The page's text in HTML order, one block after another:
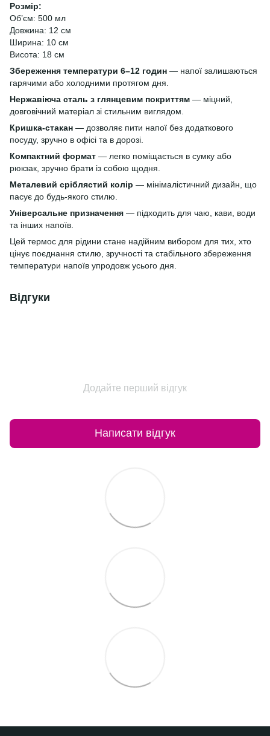
Розмір:
Об’єм: 500 мл
Довжина: 12 см
Ширина: 10 см
Висота: 18 см
Збереження температури 6–12 годин — напої залишаються
гарячими або холодними протягом дня.
Нержавіюча сталь з глянцевим покриттям — міцний,
довговічний матеріал зі стильним виглядом.
Кришка-стакан — дозволяє пити напої без додаткового
посуду, зручно в офісі та в дорозі.
Компактний формат — легко поміщається в сумку або
рюкзак, зручно брати із собою щодня.
Металевий сріблястий колір — мінімалістичний дизайн, що
пасує до будь-якого стилю.
Універсальне призначення — підходить для чаю, кави, води
та інших напоїв.
Цей термос для рідини стане надійним вибором для тих, хто
цінує поєднання стилю, зручності та стабільного збереження
температури напоїв упродовж усього дня.
Відгуки
Додайте перший відгук
Написати відгук